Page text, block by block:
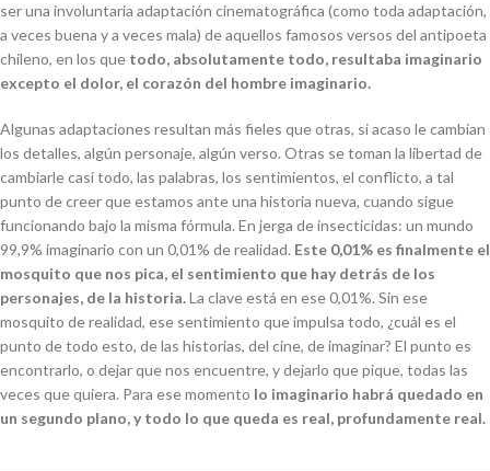
ser una involuntaria adaptación cinematográfica (como toda adaptación,
a veces buena y a veces mala) de aquellos famosos versos del antipoeta
chileno, en los que todo, absolutamente todo, resultaba imaginario
excepto el dolor, el corazón del hombre imaginario.
Algunas adaptaciones resultan más fieles que otras, si acaso le cambian
los detalles, algún personaje, algún verso. Otras se toman la libertad de
cambiarle casi todo, las palabras, los sentimientos, el conflicto, a tal
punto de creer que estamos ante una historia nueva, cuando sigue
funcionando bajo la misma fórmula. En jerga de insecticidas: un mundo
99,9% imaginario con un 0,01% de realidad. Este 0,01% es finalmente el
mosquito que nos pica, el sentimiento que hay detrás de los
personajes, de la historia.La clave está en ese 0,01%. Sin ese
mosquito de realidad, ese sentimiento que impulsa todo, ¿cuál es el
punto de todo esto, de las historias, del cine, de imaginar? El punto es
encontrarlo, o dejar que nos encuentre, y dejarlo que pique, todas las
veces que quiera. Para ese momento lo imaginario habrá quedado en
un segundo plano, y todo lo que queda es real, profundamente real.